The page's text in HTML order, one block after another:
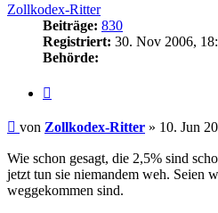
Zollkodex-Ritter
Beiträge: 830
Registriert: 30. Nov 2006,
Behörde:
Beitrag
von Zollkodex-Ritter » 10. Jun
Wie schon gesagt, die 2,5% sind
jetzt tun sie niemandem weh. Seien
weggekommen sind.